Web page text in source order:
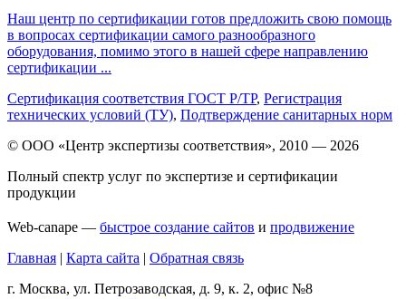
Наш центр по сертификации готов предложить свою помощь
в вопросах сертификации самого разнообразного
оборудования, помимо этого в нашей сфере направлению
сертификации ...
Сертификация соответствия ГОСТ Р/ТР, Регистрация
технических условий (ТУ), Подтверждение санитарных норм
© ООО «Центр экспертизы соответствия», 2010 — 2026
Полный спектр услуг по экспертизе и сертификации
продукции
Web-canape — быстрое создание сайтов и продвижение
Главная | Карта сайта | Обратная связь
г. Москва, ул. Петрозаводская, д. 9, к. 2, офис №8